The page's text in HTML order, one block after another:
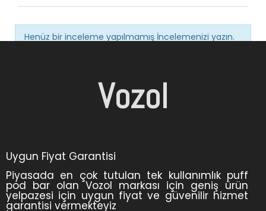
Henüz bir inceleme yapılmamış İncelemenizi yazın.
Vozol
Uygun Fiyat Garantisi
Piyasada en çok tutulan tek kullanımlık puff
pod bar olan Vozol markası için geniş ürün
yelpazesi için uygun fiyat ve güvenilir hizmet
garantisi vermekteyiz